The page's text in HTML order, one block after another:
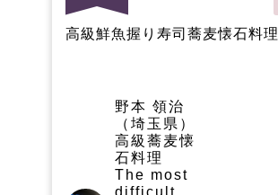
高級鮮魚握り寿司蕎麦懐石料理
野本 領治
（埼玉県）
高級蕎麦懐
石料理
The most